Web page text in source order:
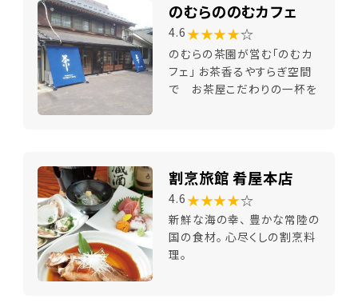
のむらののむカフェ
4.6 ★★★★☆
のむらの茶園が営む「のむカ
フェ」 お茶香るやすらぎ空間
で お茶屋こだわりの一杯を
割烹旅館 肴屋本店
4.6 ★★★★☆
新鮮な海の幸、 豊かな常陸の
国の食材。 心尽くしの割烹料
理。